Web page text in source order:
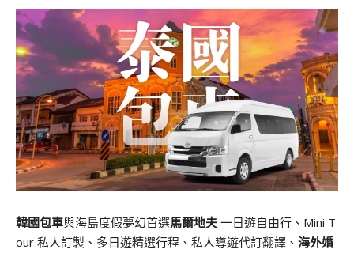
韓國包車與海島度假夢幻首選馬爾地夫 一日遊自由行、Mini T
our 私人訂製、多日遊精選行程、私人導遊代訂翻譯、 海外婚